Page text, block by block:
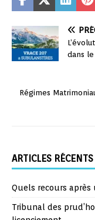
dans
Régimes
ARTICLES RÉCENTS
Quels recours
Tribunal des